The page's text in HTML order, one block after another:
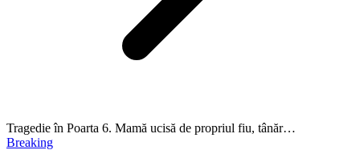
Tragedie în Poarta 6. Mamă ucisă de propriul fiu, tânăr…
Breaking